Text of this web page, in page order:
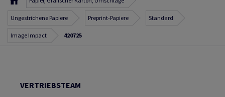
Ungestrichene Papiere Preprint-Papiere Standard
Image Impact 420725
VERTRIEBSTEAM